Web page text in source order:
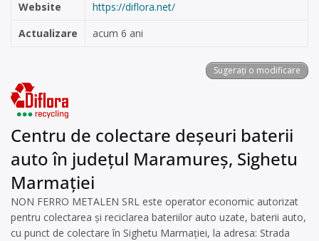
Website
https://diflora.net/
Actualizare
acum 6 ani
Sugerați o modificare
Centru de colectare deșeuri baterii
auto în județul Maramureș, Sighetu
Marmației
NON FERRO METALEN SRL este operator economic autorizat
pentru colectarea și reciclarea bateriilor auto uzate, baterii auto,
cu punct de colectare în Sighetu Marmației, la adresa: Strada